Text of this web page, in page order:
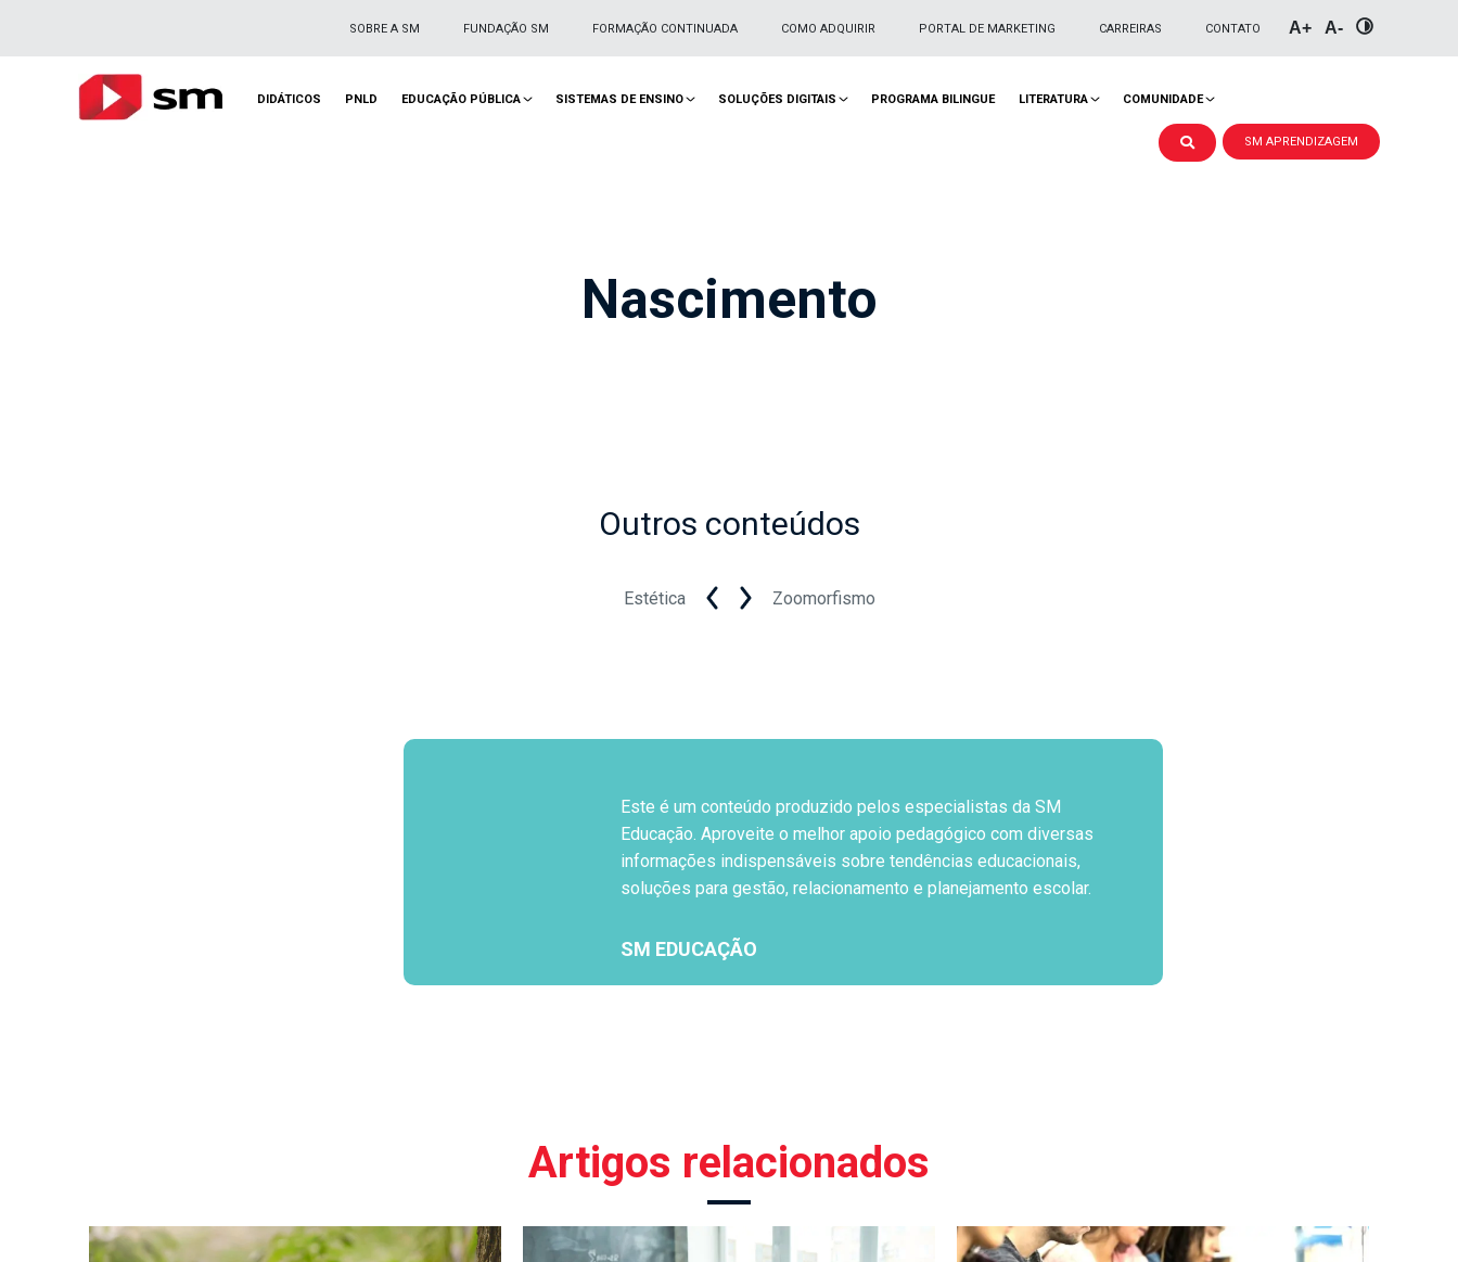
SOBRE A SM FUNDAÇÃO SM FORMAÇÃO CONTINUADA COMO ADQUIRIR PORTAL DE MARKETING CARREIRAS CONTATO A+ A-
DIDÁTICOS PNLD EDUCAÇÃO PÚBLICA SISTEMAS DE ENSINO SOLUÇÕES DIGITAIS PROGRAMA BILINGUE LITERATURA COMUNIDADE
SM APRENDIZAGEM
Nascimento
Outros conteúdos
Estética Zoomorfismo
Este é um conteúdo produzido pelos especialistas da SM
Educação. Aproveite o melhor apoio pedagógico com diversas
informações indispensáveis sobre tendências educacionais,
soluções para gestão, relacionamento e planejamento escolar.
SM EDUCAÇÃO
Artigos relacionados